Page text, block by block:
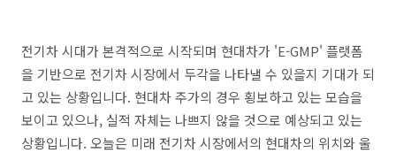
전기차 시대가 본격적으로 시작되며 현대차가 'E-GMP' 플랫폼
을 기반으로 전기차 시장에서 두각을 나타낼 수 있을지 기대가 되
고 있는 상황입니다. 현대차 주가의 경우 횡보하고 있는 모습을
보이고 있으나, 실적 자체는 나쁘지 않을 것으로 예상되고 있는
상황입니다. 오늘은 미래 전기차 시장에서의 현대차의 위치와 울